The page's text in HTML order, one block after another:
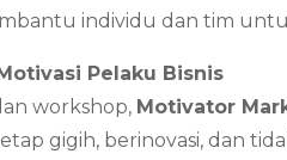
individu dan tim
Pelaku Bisnis
workshop, Motivator
gigih, berinovasi, dan